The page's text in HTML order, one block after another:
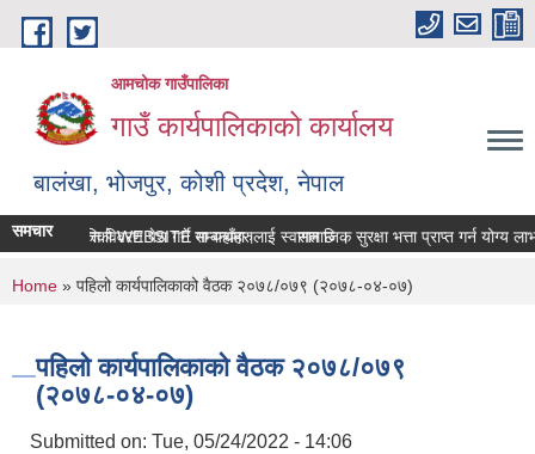
Skip to main content
आमचोक गाउँपालिका
गाउँ कार्यपालिकाको कार्यालय
बालंखा, भोजपुर, कोशी प्रदेश, नेपाल
गउँपालिकाको WEBSITE मा यहाँहरुलाई स्वागत छ ।
समचारसम्पत्ति विवरण पेश गर्ने सम्बन्धमा। सामाजिक सुरक्षा भत्ता प्राप्‍त गर्न योग्य
You are here
Home » पहिलो कार्यपालिकाको वैठक २०७८/०७९ (२०७८-०४-०७)
पहिलो कार्यपालिकाको वैठक २०७८/०७९
(२०७८-०४-०७)
Submitted on: Tue, 05/24/2022 - 14:06